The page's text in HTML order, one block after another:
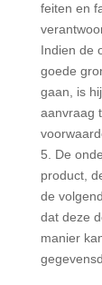
feiten en
Indien de
goede
gaan, is
aanvraag
5. De
product,
de
dat deze
manier